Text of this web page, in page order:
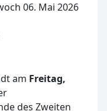
06. Mai 2026
am Freitag,
des Zweiten